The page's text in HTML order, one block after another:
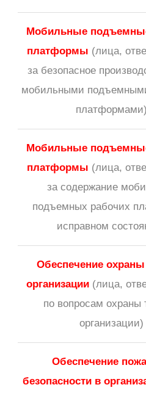
Мобильные
платформы (лица,
за безопасное
мобильными
платформами)
Мобильные
платформы (лица,
за содержание
подъемных рабочих
исправном
Обеспечение охраны
организации (лица,
по вопросам охраны
организации)
Обеспечение
безопасности в